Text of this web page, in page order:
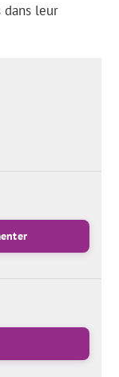
dans leur